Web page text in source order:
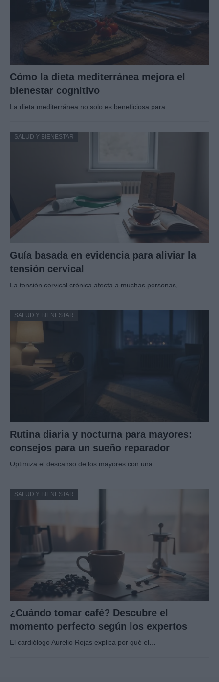
Cómo la dieta mediterránea mejora el
bienestar cognitivo
La dieta mediterránea no solo es beneficiosa para…
SALUD Y BIENESTAR
Guía basada en evidencia para aliviar la
tensión cervical
La tensión cervical crónica afecta a muchas personas,…
SALUD Y BIENESTAR
Rutina diaria y nocturna para mayores:
consejos para un sueño reparador
Optimiza el descanso de los mayores con una…
SALUD Y BIENESTAR
¿Cuándo tomar café? Descubre el
momento perfecto según los expertos
El cardiólogo Aurelio Rojas explica por qué el…